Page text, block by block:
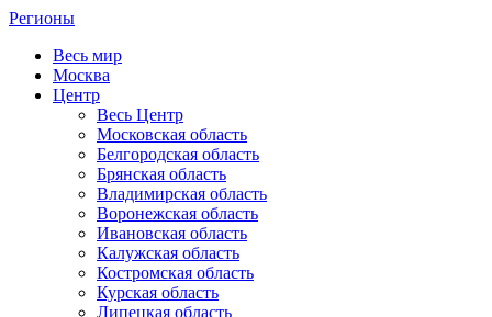
Регионы
Весь мир
Москва
Центр
Весь Центр
Московская область
Белгородская область
Брянская область
Владимирская область
Воронежская область
Ивановская область
Калужская область
Костромская область
Курская область
Липецкая область